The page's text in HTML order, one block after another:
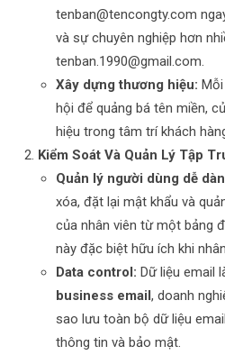
tenban@tencongty.com
và sự chuyên nghiệp hơn
tenban.1990@gmail.com.
Xây dựng thương hiệu:
hội để quảng bá tên miền,
hiệu trong tâm trí khách
Kiểm Soát Và Quản Lý Tập
Quản lý người dùng dễ
xóa, đặt lại mật khẩu và
của nhân viên từ một bảng
này đặc biệt hữu ích khi
Data control: Dữ liệu email
business email, doanh
sao lưu toàn bộ dữ liệu
thông tin và bảo mật.